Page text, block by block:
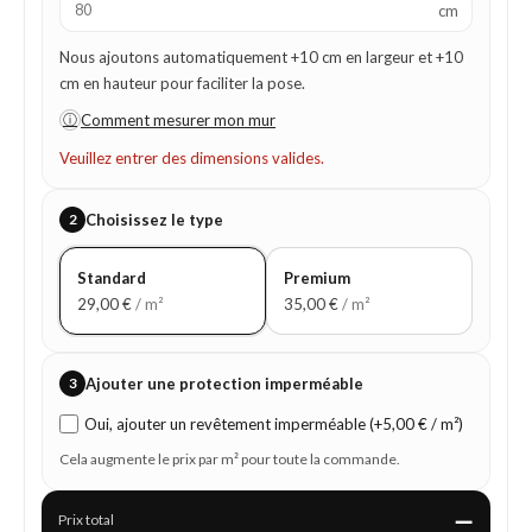
cm
Nous ajoutons automatiquement +10 cm en largeur et +10
cm en hauteur pour faciliter la pose.
ⓘ Comment mesurer mon mur
Veuillez entrer des dimensions valides.
2 Choisissez le type
Standard
29,00€/ m²
Premium
35,00€/ m²
3 Ajouter une protection imperméable
Oui, ajouter un revêtement imperméable (+5,00 € / m²)
Cela augmente le prix par m² pour toute la commande.
Prix total —